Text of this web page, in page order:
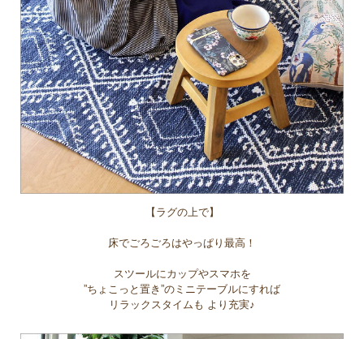
【ラグの上で】
床でごろごろはやっぱり最高！
スツールにカップやスマホを
”ちょこっと置き”のミニテーブルにすれば
リラックスタイムも より充実♪